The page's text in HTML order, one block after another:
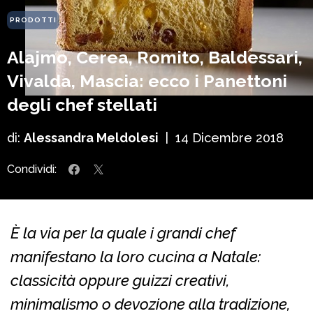
PRODOTTI
Alajmo, Cerea, Romito, Baldessari,
Vivalda, Mascia: ecco i Panettoni
degli chef stellati
di: Alessandra Meldolesi 14 Dicembre 2018
Condividi:
È la via per la quale i grandi chef
manifestano la loro cucina a Natale:
classicità oppure guizzi creativi,
minimalismo o devozione alla tradizione,